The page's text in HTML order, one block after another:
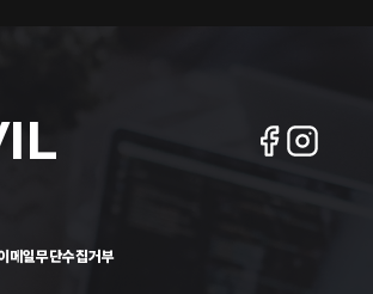
메일무단수집거부